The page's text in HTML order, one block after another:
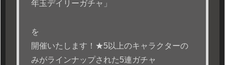
年玉デイリーガチャ」
を
開催いたします！★5以上のキャラクターの
みがラインナップされた5連ガチャ